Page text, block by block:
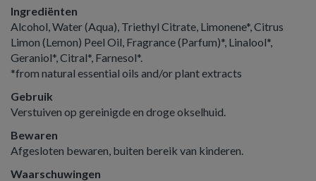
Ingrediënten
Alcohol, Water (Aqua), Triethyl Citrate, Limonene*, Citrus
Limon (Lemon) Peel Oil, Fragrance (Parfum)*, Linalool*,
Geraniol*, Citral*, Farnesol*.
*from natural essential oils and/or plant extracts
Gebruik
Verstuiven op gereinigde en droge okselhuid.
Bewaren
Afgesloten bewaren, buiten bereik van kinderen.
Waarschuwingen